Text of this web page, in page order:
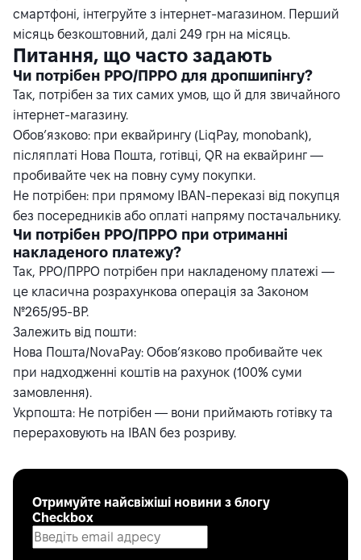
смартфоні, інтегруйте з інтернет-магазином. Перший
місяць безкоштовний, далі 249 грн на місяць.
Питання, що часто задають
Чи потрібен РРО/ПРРО для дропшипінгу?
Так, потрібен за тих самих умов, що й для звичайного
інтернет-магазину.
Обов’язково: при еквайрингу (LiqPay, monobank),
післяплаті Нова Пошта, готівці, QR на еквайринг —
пробивайте чек на повну суму покупки.​
Не потрібен: при прямому IBAN-переказі від покупця
без посередників або оплаті напряму постачальнику.
Чи потрібен РРО/ПРРО при отриманні
накладеного платежу?
Так, РРО/ПРРО потрібен при накладеному платежі —
це класична розрахункова операція за Законом
№265/95-ВР.
Залежить від пошти:
Нова Пошта/NovaPay: Обов’язково пробивайте чек
при надходженні коштів на рахунок (100% суми
замовлення).
Укрпошта: Не потрібен — вони приймають готівку та
перераховують на IBAN без розриву.
Отримуйте найсвіжіші новини з блогу
Checkbox